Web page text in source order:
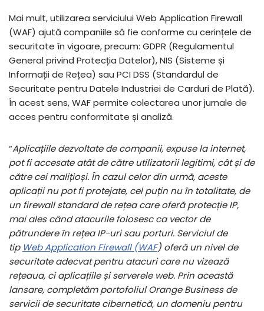
Mai mult, utilizarea serviciului Web Application Firewall
(WAF) ajută companiile să fie conforme cu cerințele de
securitate în vigoare, precum: GDPR (Regulamentul
General privind Protecția Datelor), NIS (Sisteme și
Informații de Rețea) sau PCI DSS (Standardul de
Securitate pentru Datele Industriei de Carduri de Plată).
În acest sens, WAF permite colectarea unor jurnale de
acces pentru conformitate și analiză.
“Aplicațiile dezvoltate de companii, expuse la internet,
pot fi accesate atât de către utilizatorii legitimi, cât și de
către cei malițioși. În cazul celor din urmă, aceste
aplicații nu pot fi protejate, cel puțin nu în totalitate, de
un firewall standard de rețea care oferă protecție IP,
mai ales când atacurile folosesc ca vector de
pătrundere în rețea IP-uri sau porturi. Serviciul de
tip Web Application Firewall (WAF) oferă un nivel de
securitate adecvat pentru atacuri care nu vizează
rețeaua, ci aplicațiile și serverele web. Prin această
lansare, completăm portofoliul Orange Business de
servicii de securitate cibernetică, un domeniu pentru